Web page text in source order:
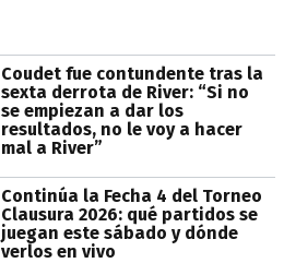
Coudet fue contundente tras la
sexta derrota de River: “Si no
se empiezan a dar los
resultados, no le voy a hacer
mal a River”
Continúa la Fecha 4 del Torneo
Clausura 2026: qué partidos se
juegan este sábado y dónde
verlos en vivo